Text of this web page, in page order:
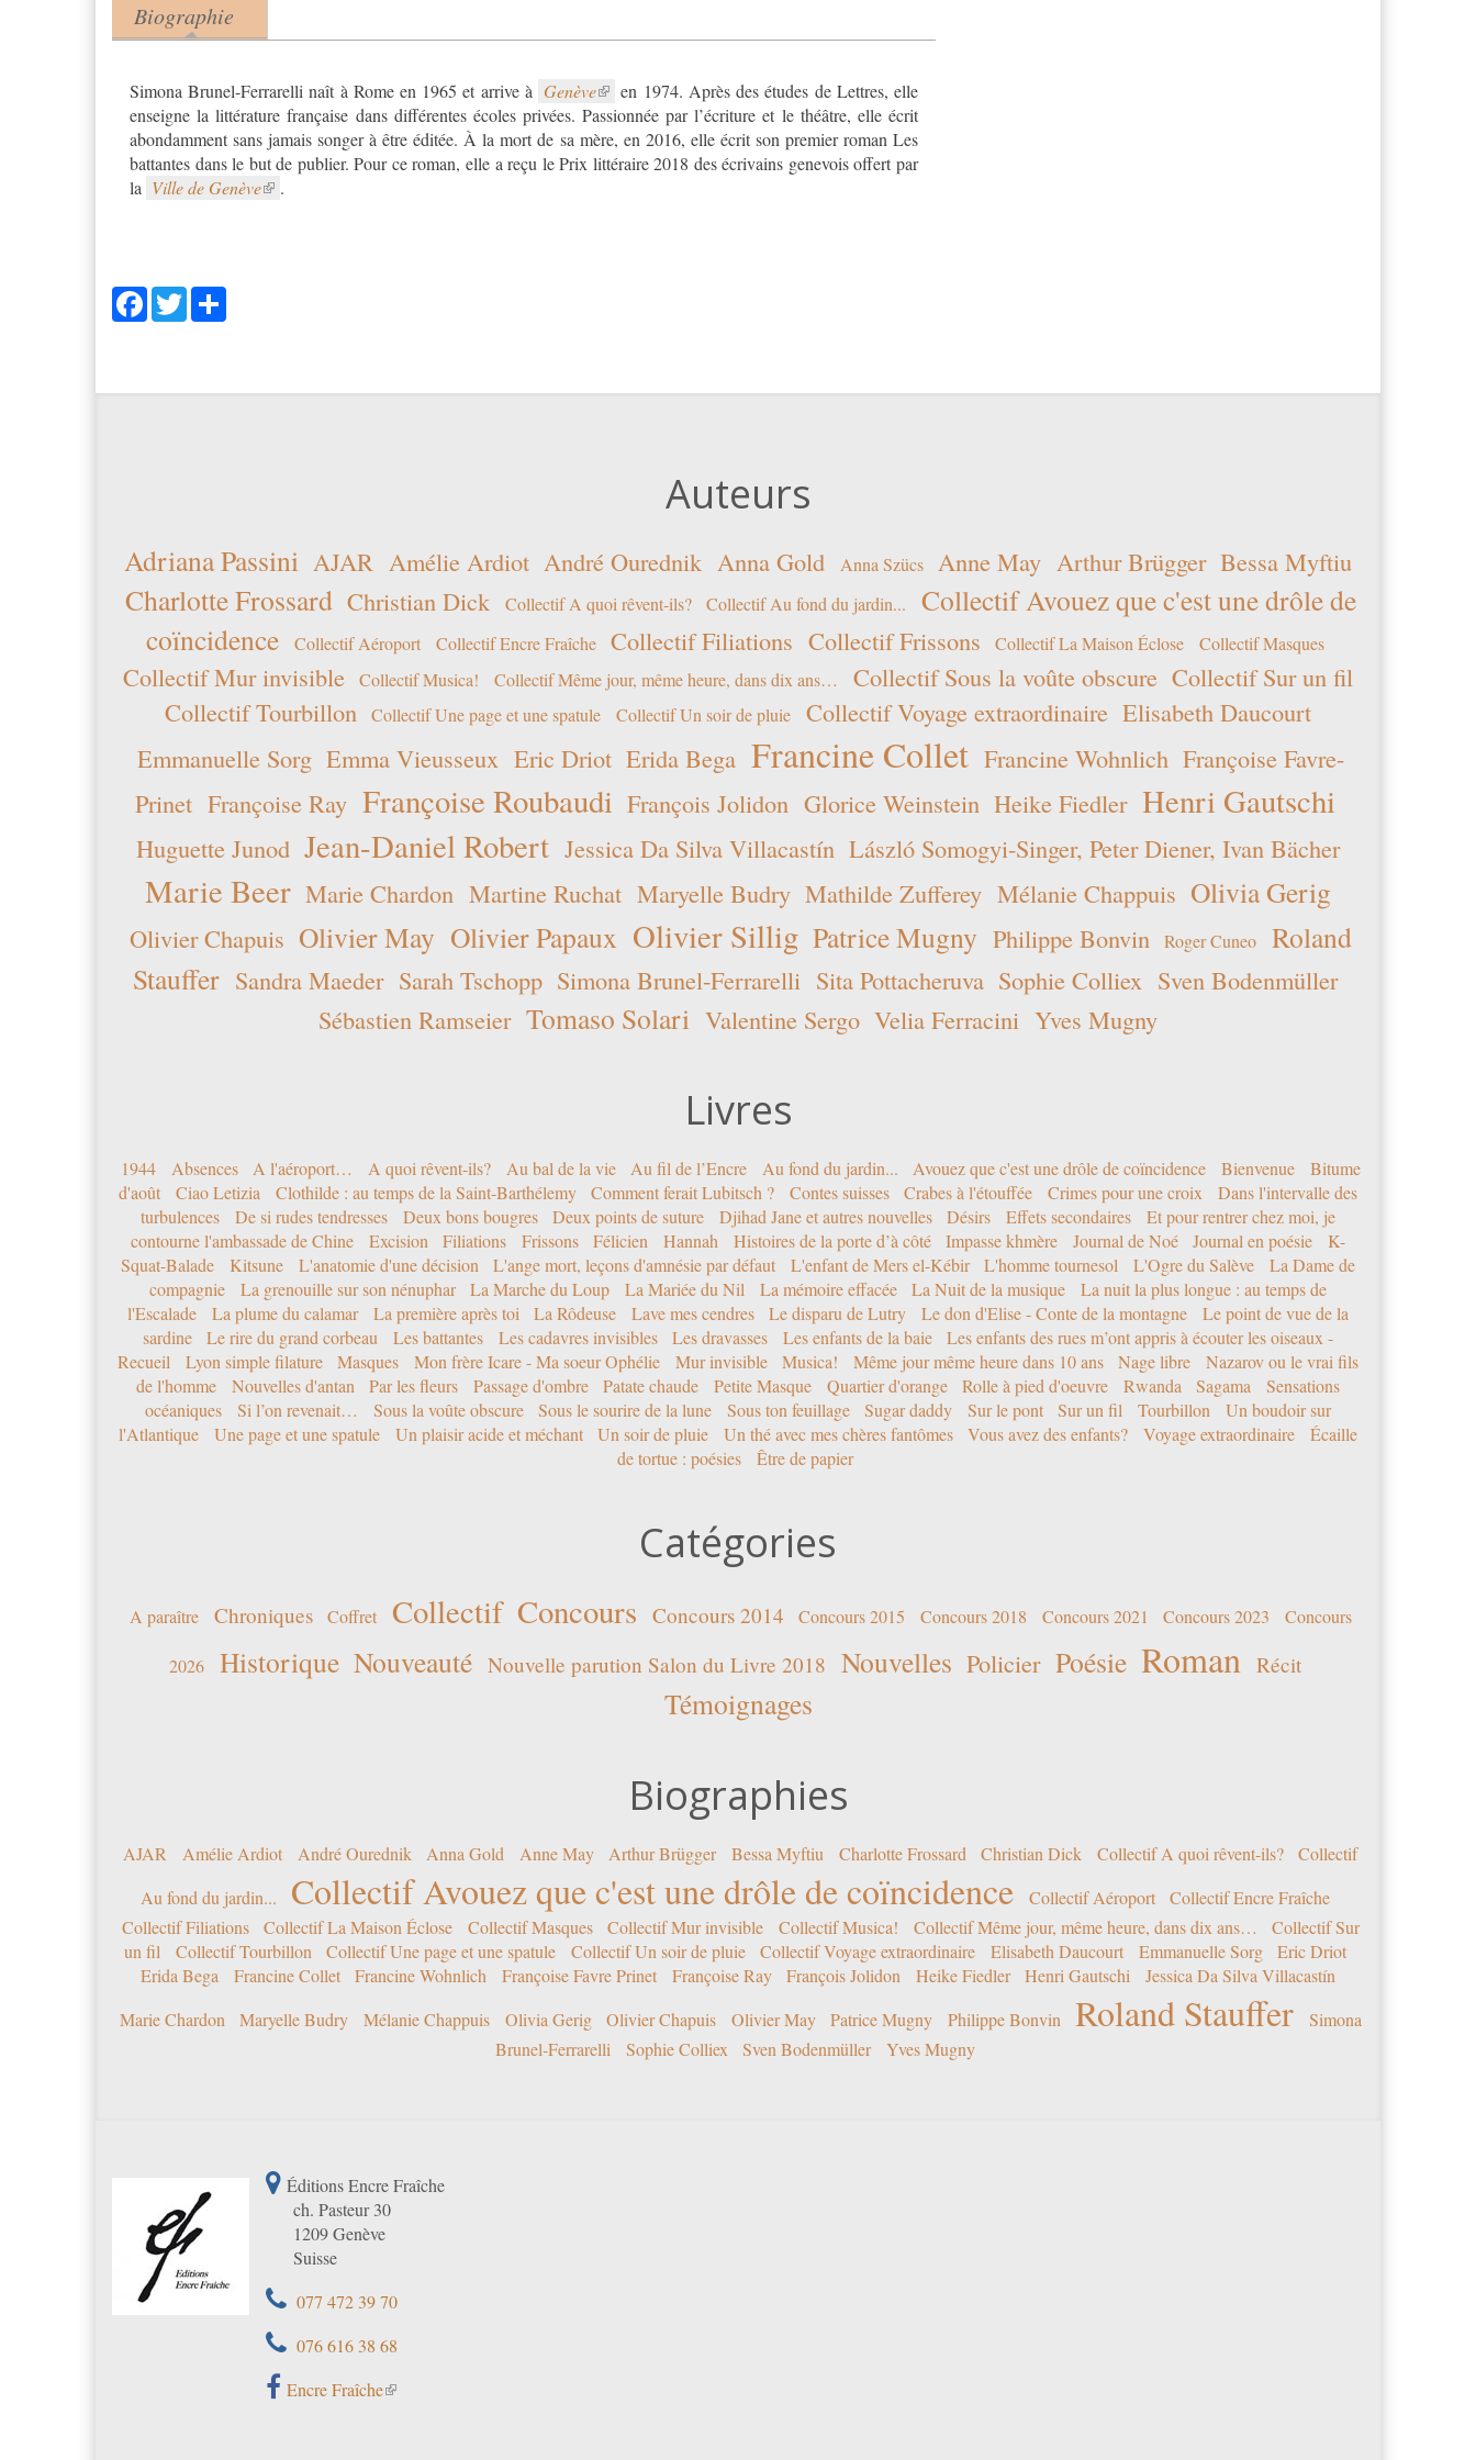
Product tabs
Biographie
(onglet actif)
Simona Brunel-Ferrarelli naît à Rome en 1965 et arrive à Genève
en 1974. Après des études de Lettres, elle
enseigne la littérature française dans différentes écoles privées. Passionnée par l’écriture et le théâtre, elle écrit
abondamment sans jamais songer à être éditée. À la mort de sa mère, en 2016, elle écrit son premier roman Les
battantes dans le but de publier. Pour ce roman, elle a reçu le Prix littéraire 2018 des écrivains genevois offert par
la Ville de Genève .
Facebook
Twitter
Auteurs
Adriana Passini AJAR Amélie Ardiot André Ourednik Anna Gold Anna Szücs Anne May Arthur Brügger Bessa Myftiu
Charlotte Frossard Christian Dick Collectif A quoi rêvent-ils? Collectif Au fond du jardin...
Collectif Avouez que c'est une drôle de
coïncidence
Collectif Aéroport Collectif Encre Fraîche Collectif Filiations Collectif Frissons Collectif La Maison Éclose Collectif Masques
Collectif Mur invisible Collectif Musica! Collectif Même jour, même heure, dans dix ans… Collectif Sous la voûte obscure Collectif Sur un fil
Collectif Tourbillon
Collectif Une page et une spatule Collectif Un soir de pluie Collectif Voyage extraordinaire Elisabeth Daucourt
Emmanuelle Sorg Emma Vieusseux Eric Driot Erida Bega Francine Collet Francine Wohnlich Françoise Favre-
Prinet Françoise Ray Françoise Roubaudi François Jolidon Glorice Weinstein Heike Fiedler Henri Gautschi
Huguette Junod Jean-Daniel Robert Jessica Da Silva Villacastín László Somogyi-Singer, Peter Diener, Ivan Bächer
Marie Beer Marie Chardon Martine Ruchat Maryelle Budry Mathilde Zufferey Mélanie Chappuis Olivia Gerig
Olivier Chapuis Olivier May Olivier Papaux Olivier Sillig Patrice Mugny Philippe Bonvin Roger Cuneo
Roland
Stauffer Sandra Maeder Sarah Tschopp Simona Brunel-Ferrarelli Sita Pottacheruva Sophie Colliex Sven Bodenmüller
Sébastien Ramseier Tomaso Solari Valentine Sergo Velia Ferracini Yves Mugny
Livres
1944 Absences A l'aéroport… A quoi rêvent-ils? Au bal de la vie Au fil de l’Encre Au fond du jardin... Avouez que c'est une drôle de coïncidence Bienvenue
Bitume
d'août
Ciao Letizia Clothilde : au temps de la Saint-Barthélemy Comment ferait Lubitsch ? Contes suisses Crabes à l'étouffée Crimes pour une croix
Dans l'intervalle des
turbulences
De si rudes tendresses Deux bons bougres Deux points de suture Djihad Jane et autres nouvelles Désirs Effets secondaires
Et pour rentrer chez moi, je
contourne l'ambassade de Chine
Excision Filiations Frissons Félicien Hannah Histoires de la porte d’à côté Impasse khmère Journal de Noé Journal en poésie
K-
Squat-Balade
Kitsune L'anatomie d'une décision L'ange mort, leçons d'amnésie par défaut L'enfant de Mers el-Kébir L'homme tournesol L'Ogre du Salève
La Dame de
compagnie
La grenouille sur son nénuphar La Marche du Loup La Mariée du Nil La mémoire effacée La Nuit de la musique
La nuit la plus longue : au temps de
l'Escalade
La plume du calamar La première après toi La Rôdeuse Lave mes cendres Le disparu de Lutry Le don d'Elise - Conte de la montagne
Le point de vue de la
sardine
Le rire du grand corbeau Les battantes Les cadavres invisibles Les dravasses Les enfants de la baie
Les enfants des rues m’ont appris à écouter les oiseaux -
Recueil
Lyon simple filature Masques Mon frère Icare - Ma soeur Ophélie Mur invisible Musica! Même jour même heure dans 10 ans Nage libre
Nazarov ou le vrai fils
de l'homme
Nouvelles d'antan Par les fleurs Passage d'ombre Patate chaude Petite Masque Quartier d'orange Rolle à pied d'oeuvre Rwanda Sagama
Sensations
océaniques
Si l’on revenait… Sous la voûte obscure Sous le sourire de la lune Sous ton feuillage Sugar daddy Sur le pont Sur un fil Tourbillon
Un boudoir sur
l'Atlantique
Une page et une spatule Un plaisir acide et méchant Un soir de pluie Un thé avec mes chères fantômes Vous avez des enfants? Voyage extraordinaire
Écaille
de tortue : poésies
Être de papier
Catégories
A paraître Chroniques Coffret Collectif Concours Concours 2014 Concours 2015 Concours 2018 Concours 2021 Concours 2023 Concours
2026 Historique Nouveauté Nouvelle parution Salon du Livre 2018 Nouvelles Policier Poésie Roman Récit
Témoignages
Biographies
AJAR Amélie Ardiot André Ourednik Anna Gold Anne May Arthur Brügger Bessa Myftiu Charlotte Frossard Christian Dick Collectif A quoi rêvent-ils?
Collectif
Au fond du jardin...
Collectif Avouez que c'est une drôle de coïncidence Collectif Aéroport
Collectif Encre Fraîche
Collectif Filiations
Collectif La Maison Éclose Collectif Masques Collectif Mur invisible Collectif Musica! Collectif Même jour, même heure, dans dix ans…
Collectif Sur
un fil
Collectif Tourbillon Collectif Une page et une spatule Collectif Un soir de pluie Collectif Voyage extraordinaire Elisabeth Daucourt Emmanuelle Sorg
Eric Driot
Erida Bega
Francine Collet Francine Wohnlich Françoise Favre Prinet Françoise Ray François Jolidon Heike Fiedler Henri Gautschi
Jessica Da Silva Villacastín
Marie Chardon
Maryelle Budry Mélanie Chappuis Olivia Gerig Olivier Chapuis Olivier May Patrice Mugny Philippe Bonvin Roland Stauffer
Simona
Brunel-Ferrarelli
Sophie Colliex Sven Bodenmüller Yves Mugny
Éditions Encre Fraîche
ch. Pasteur 30
1209 Genève
Suisse
077 472 39 70
076 616 38 68
Encre Fraîche